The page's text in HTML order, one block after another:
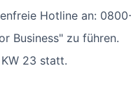
Hotline an:
Business" zu führen.
23 statt.